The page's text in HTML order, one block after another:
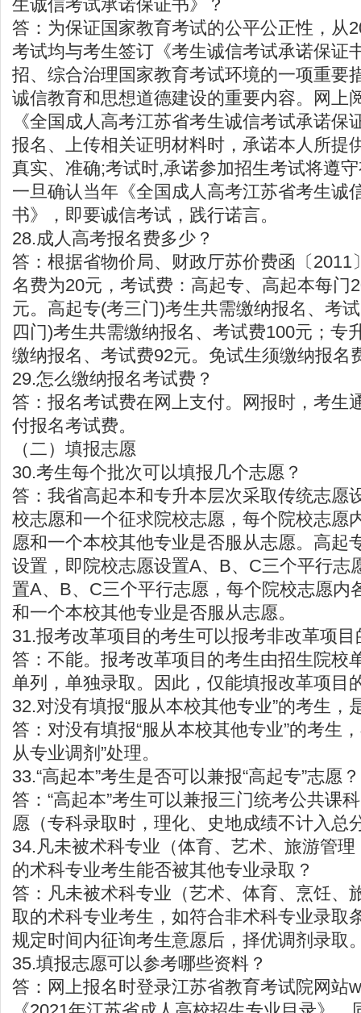
生诚信考试承诺保证书》？
答：为保证国家教育考试的公平公正性，从
考试均与考生签订《考生诚信考试承诺保证
招、综合治理国家教育考试环境的一项重要
诚信教育和思想道德建设的重要内容。网上
《全国成人高考江苏省考生诚信考试承诺保
报名、上传相关证明材料时，承诺本人所提
真实、准确;考试时,承诺参加招生考试将遵
一旦确认当年《全国成人高考江苏省考生诚
书》，即要诚信考试，践行诺言。
28.成人高考报名费多少？
答：根据省物价局、财政厅苏价费函〔2011
名费为20元，考试费：高起专、高起本每门
元。高起专(考三门)考生共需缴纳报名、考
四门)考生共需缴纳报名、考试费100元；专
缴纳报名、考试费92元。免试生须缴纳报名
29.怎么缴纳报名考试费？
答：报名考试费在网上支付。网报时，考生
付报名考试费。
（二）填报志愿
30.考生每个批次可以填报几个志愿？
答：我省高起本和专升本层次采取传统志愿
校志愿和一个征求院校志愿，每个院校志愿
愿和一个本校其他专业是否服从志愿。高起
设置，即院校志愿设置A、B、C三个平行志
置A、B、C三个平行志愿，每个院校志愿内
和一个本校其他专业是否服从志愿。
31.报考改革项目的考生可以报考非改革项
答：不能。报考改革项目的考生由招生院校
单列，单独录取。因此，仅能填报改革项目
32.对没有填报“服从本校其他专业”的考生，
答：对没有填报“服从本校其他专业”的考生
从专业调剂”处理。
33.“高起本”考生是否可以兼报“高起专”志愿？
答：“高起本”考生可以兼报三门统考公共课
愿（专科录取时，理化、史地成绩不计入总
34.凡未被术科专业（体育、艺术、旅游管
的术科专业考生能否被其他专业录取？
答：凡未被术科专业（艺术、体育、烹饪、
取的术科专业考生，如符合非术科专业录取
规定时间内征询考生意愿后，择优调剂录取
35.填报志愿可以参考哪些资料？
答：网上报名时登录江苏省教育考试院网站